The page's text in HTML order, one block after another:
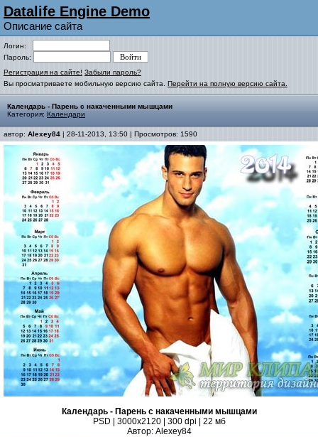
Datalife Engine Demo
Описание сайта
Логин:
Пароль:
Регистрация на сайте! Забыли пароль?
Вы просматриваете мобильную версию сайта. Перейти на полную версию сайта.
Календарь - Парень с накаченными мышцами
Категория: Календари
автор: Alexey84 | 28-11-2013, 13:50 | Просмотров: 1590
Календарь - Парень с накаченными мышцами
PSD | 3000x2120 | 300 dpi | 22 мб
Автор: Alexey84